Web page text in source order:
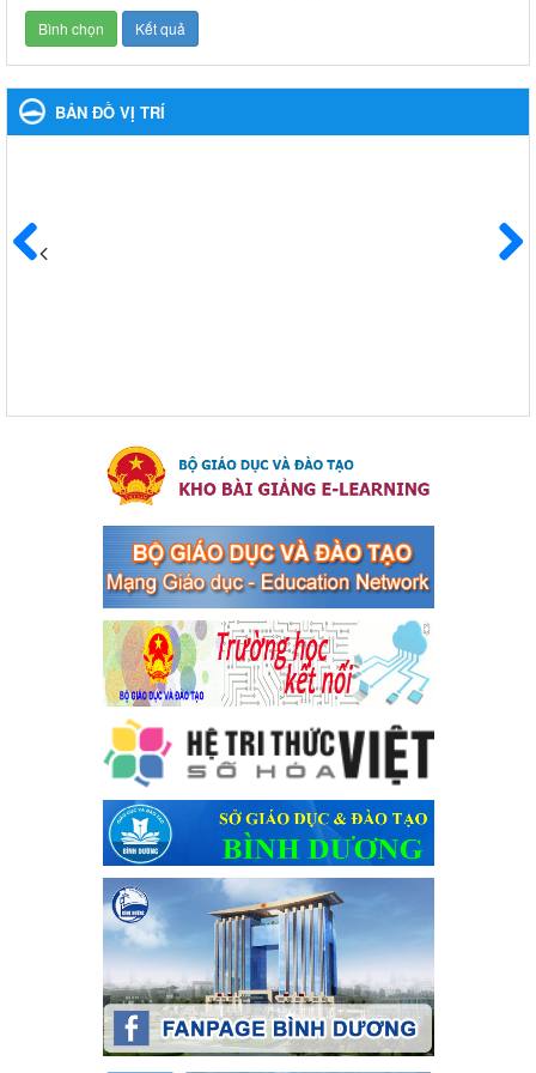
Kế hoạch phổ biến. giáo dục pháp luật năm 2024 của ngành
Giáo dục và Đào tạo thị xã Bến Cát
Hưởng ứng cuộc thi trực tuyến "Tìm hiểu Nghị quyết Trung
Ngày ban hành: 04/03/2024
Ngày ban hành: 04/03/2024
Kế hoạch thực hiện Chỉ thị số 16/CT-TTg ngày 27/05/2023
của Thủ tướng Chính phủ về tăng cường phòng ngừa, đấu
tổ chức đánh bạc và đánh bạc
Kế hoạch thực hiện Chỉ thị số 16/CT-TTg ngày 27/05/2023 của
Thủ tướng Chính phủ về tăng cường phòng ngừa, đấu tranh tội
phạm, vi phạm pháp luật liên quan đến hoạt động tổ chức đánh
bạc và đánh bạc
Ngày ban hành: 04/03/2024
Kế hoạch Tổ chức Hội trại truyền thống học sinh thị xã Bến
Cát Lần thứ VIII, năm học 2023-2024
Kế hoạch Tổ chức Hội trại truyền thống học sinh thị xã Bến Cát
Lần thứ VIII, năm học 2023-2024
Ngày ban hành: 28/12/2023
Phối hợp rà soát nhu cầu tiêm vắc xin phòng Covid 19
Phối hợp rà soát nhu cầu tiêm vắc xin phòng Covid 19
Ngày ban hành: 22/11/2023
Phát động, triển khai Cuộc thi " An toàn giao thông cho nụ
cười ngày mai" dành cho học sinh và giáo viên trung học
năm học 2023-2024
Phát động, triển khai Cuộc thi " An toàn giao thông cho nụ cười
ngày mai" dành cho học sinh và giáo viên trung học năm học
BẢN ĐỒ VỊ TRÍ